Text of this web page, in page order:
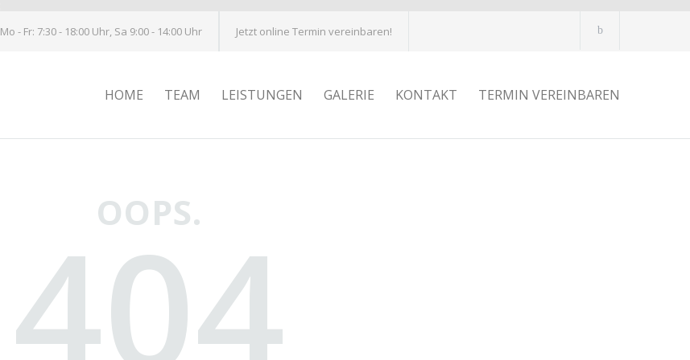
Mo - Fr: 7:30 - 18:00 Uhr, Sa 9:00 - 14:00 Uhr Jetzt online Termin vereinbaren!
HOME TEAM LEISTUNGEN GALERIE KONTAKT TERMIN VEREINBAREN
OOPS.
404